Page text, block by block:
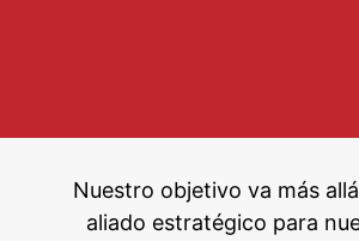
Nuestro objetivo va más
aliado estratégico para